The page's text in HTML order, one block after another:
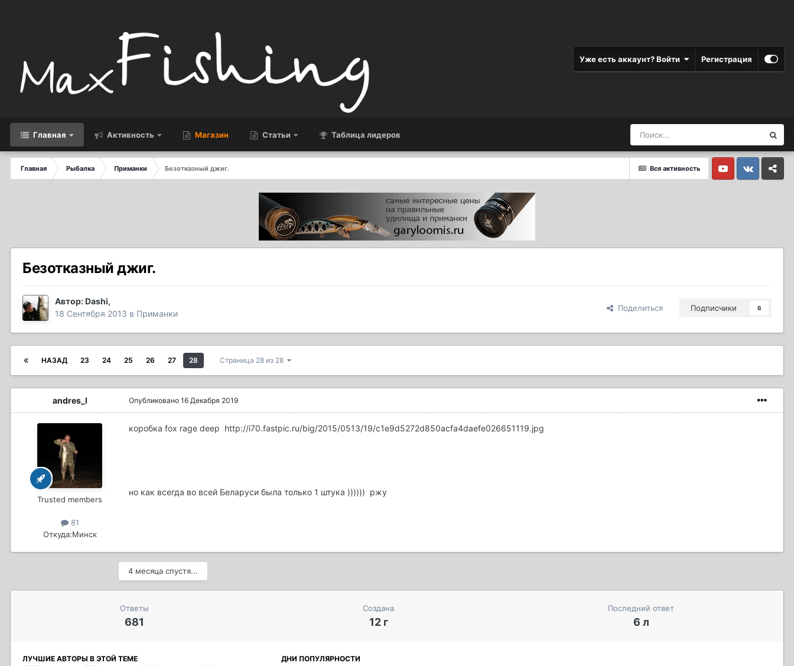
Уже есть аккаунт? Войти Регистрация
Главная Активность Магазин Статьи Таблица лидеров
Вся активность
Главная Рыбалка Приманки
Безотказный джиг.
Youtube VkontakteYandex
Безотказный джиг.
Автор:Dashi,
18 Сентября 2013 в Приманки
Поделиться Подписчики 6
НАЗАД 23 24 25 26 27 28 Страница 28 из 28
andres_l
Trusted members
81
Откуда:Минск
Опубликовано 16 Декабря 2019
коробка fox rage deep http://i70.fastpic.ru/big/2015/0513/19/c1e9d5272d850acfa4daefe026651119.jpg
но как всегда во всей Беларуси была только 1 штука )))))) ржу
4 месяца спустя...
Ответы
681
Создана
12 г
Последний ответ
6 л
ЛУЧШИЕ АВТОРЫ В ЭТОЙ ТЕМЕ ДНИ ПОПУЛЯРНОСТИ